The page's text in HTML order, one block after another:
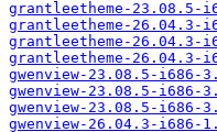
grantleetheme-23.08.5-
grantleetheme-26.04.3-
grantleetheme-26.04.3-
grantleetheme-26.04.3-
gwenview-23.08.5-i686-
gwenview-23.08.5-i686-
gwenview-23.08.5-i686-
gwenview-26.04.3-i686-